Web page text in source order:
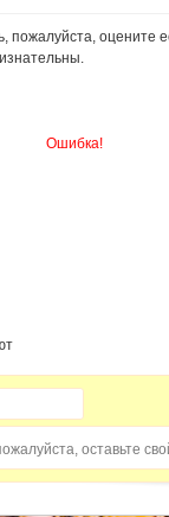
пожалуйста, оцените
Ошибка!
оставьте